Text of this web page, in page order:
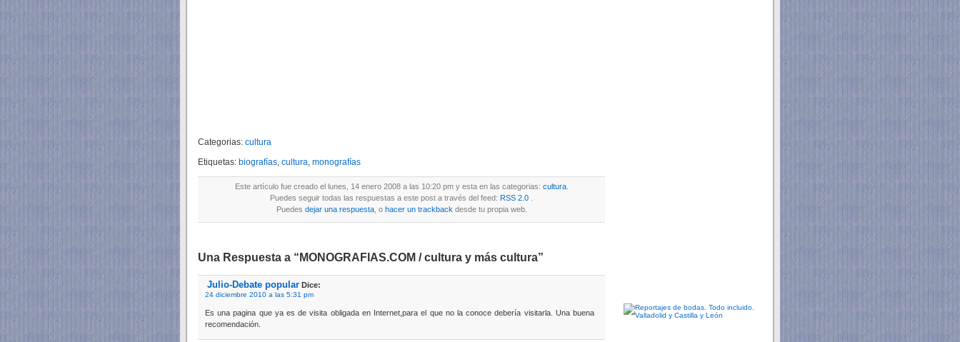
Categorias: cultura
Etiquetas: biografías, cultura, monografías
Este artículo fue creado el lunes, 14 enero 2008 a las 10:20 pm y esta en las categorias: cultura.
Puedes seguir todas las respuestas a este post a través del feed: RSS 2.0
Puedes dejar una respuesta, o hacer un trackback desde tu propia web.
Una Respuesta a “MONOGRAFIAS.COM / cultura y más cultura”
Julio-Debate popular Dice:
24 diciembre 2010 a las 5:31 pm
Es una pagina que ya es de visita obligada en Internet,para el que no la conoce debería visitarla. Una buena
recomendación.